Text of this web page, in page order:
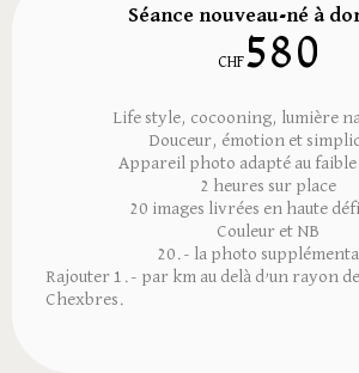
Séance nouveau-né à
CHF580
Life style, cocooning, lumière
Douceur, émotion et
Appareil photo adapté au
2 heures sur place
20 images livrées en haute
Couleur et NB
20.- la photo
Rajouter 1.- par km au delà d’un rayon
Chexbres.